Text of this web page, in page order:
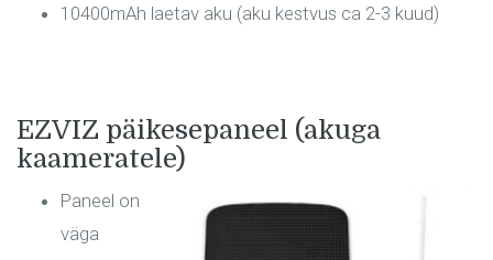
10400mAh laetav aku (aku kestvus ca 2-3 kuud)
EZVIZ päikesepaneel (akuga
kaameratele)
Paneel on
väga